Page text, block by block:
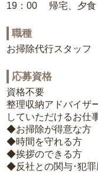
19：00 帰宅、夕食
職種
お掃除代行スタッフ
応募資格
資格不要
整理収納アドバイザ
していただけるお仕
◆お掃除が得意な方
◆時間を守れる方
◆挨拶のできる方
◆反社との関与･犯罪